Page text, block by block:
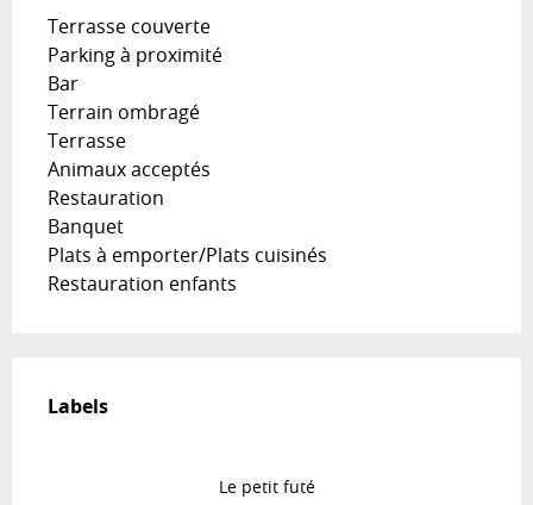
Terrasse couverte
Parking à proximité
Bar
Terrain ombragé
Terrasse
Animaux acceptés
Restauration
Banquet
Plats à emporter/Plats cuisinés
Restauration enfants
Labels
Labels
Le petit futé